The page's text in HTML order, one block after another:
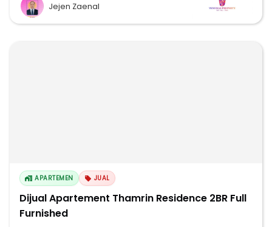
Jejen Zaenal
APARTEMEN JUAL
Dijual Apartement Thamrin Residence 2BR Full
Furnished